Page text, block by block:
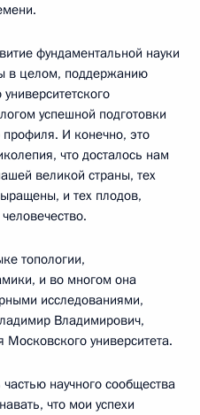
фундаментальной науки
в целом, поддержанию
успешной подготовки
профиля. И конечно, это
что досталось нам
великой страны, тех
и тех плодов,
топологии,
и во многом она
исследованиями,
Владимирович,
университета.
научного сообщества
что мои успехи